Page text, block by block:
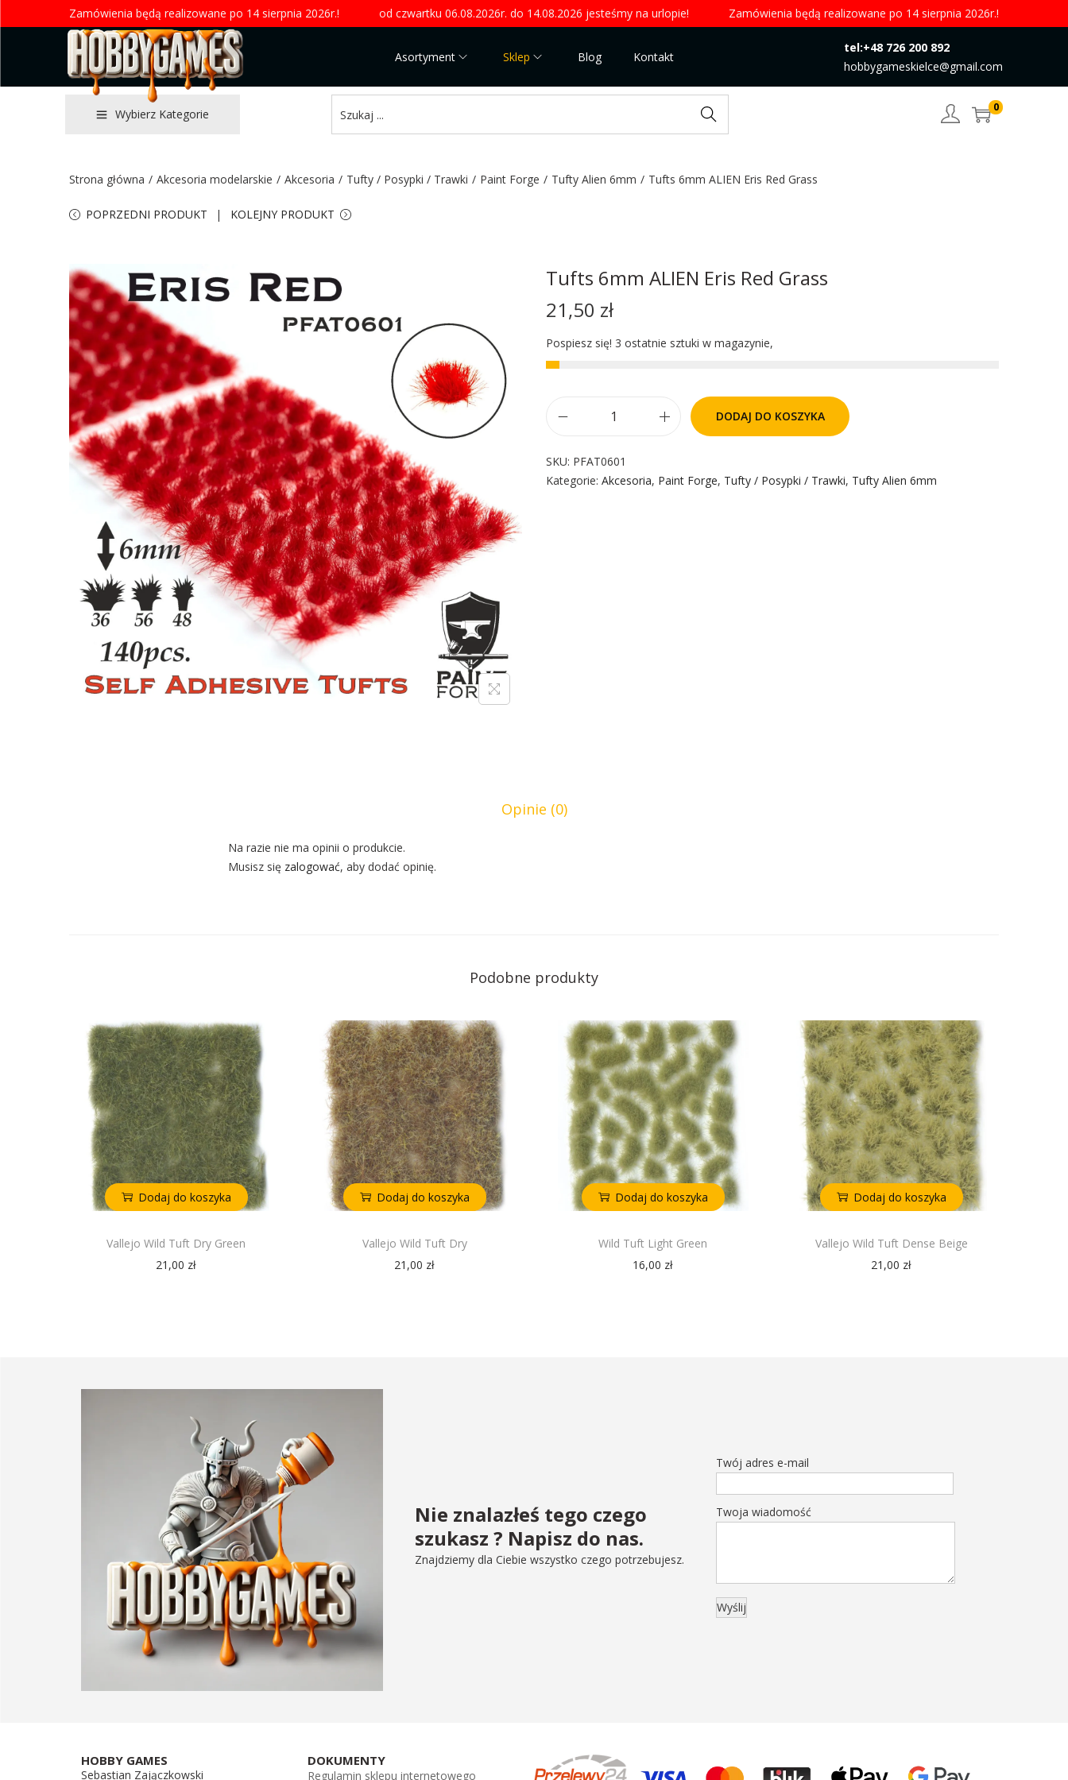
Zamówienia będą realizowane po 14 sierpnia 2026r.! od czwartku 06.08.2026r. do 14.08.2026 jesteśmy na urlopie! Zamówienia będą realizowane po 14 sierpnia 2026r.!
Asortyment Sklep Blog Kontakt
tel:+48 726 200 892
hobbygameskielce@gmail.com
Wybierz Kategorie Search 0
Strona główna / Akcesoria modelarskie / Akcesoria / Tufty / Posypki / Trawki / Paint Forge / Tufty Alien 6mm / Tufts 6mm ALIEN Eris Red Grass
POPRZEDNI PRODUKT KOLEJNY PRODUKT
Tufts 6mm ALIEN Eris Red Grass
21,50 zł
Pospiesz się! 3 ostatnie sztuki w magazynie,
DODAJ DO KOSZYKA
SKU: PFAT0601
Kategorie: Akcesoria, Paint Forge, Tufty / Posypki / Trawki, Tufty Alien 6mm
Opinie (0)
Na razie nie ma opinii o produkcie.
Musisz się zalogować, aby dodać opinię.
Podobne produkty
Dodaj do koszyka
Vallejo Wild Tuft Dry Green
21,00 zł
Dodaj do koszyka
Vallejo Wild Tuft Dry
21,00 zł
Dodaj do koszyka
Wild Tuft Light Green
16,00 zł
Dodaj do koszyka
Vallejo Wild Tuft Dense Beige
21,00 zł
Nie znalazłeś tego czego
szukasz ? Napisz do nas.
Znajdziemy dla Ciebie wszystko czego potrzebujesz.
Twój adres e-mail
Twoja wiadomość
HOBBY GAMES
Sebastian Zajączkowski
DOKUMENTY
Regulamin sklepu internetowego